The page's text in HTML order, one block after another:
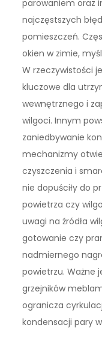
parowaniem oraz
najczęstszych
pomieszczeń.
okien w zimie,
W rzeczywistości
kluczowe dla
wewnętrznego i
wilgoci. Innym
zaniedbywanie
mechanizmy
czyszczenia i
nie dopuściły do
powietrza czy
uwagi na źródła
gotowanie czy
nadmiernego
powietrzu. Ważne
grzejników
ogranicza
kondensacji pary